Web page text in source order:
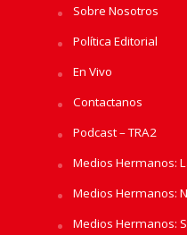
Sobre Nosotros
Política Editorial
En Vivo
Contactanos
Podcast – TRA2
Medios Hermanos:
Medios Hermanos:
Medios Hermanos: